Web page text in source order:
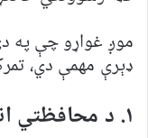
موږ غواړو چې په
ډېرې مهمې دي،
۱. د محافظتي انټي اکسیډنټ بډایه سرچینه